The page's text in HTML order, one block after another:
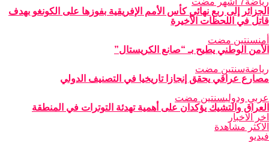
الجزائر إلى ربع نهائي كأس الأمم الإفريقية بفوزها على الكونغو بهدف
قاتل في اللحظات الأخيرة
أمنسنتين مضت
الأمن الوطني يطيح بـ “صانع الكريستال”
رياضةسنتين مضت
مصارع عراقي يحقق إنجازا تاريخيا في التصنيف الدولي
عربي ودوليسنتين مضت
العراق والتشيك يؤكدان على أهمية تهدئة التوترات في المنطقة
اخر الاخبار
الاكثر مشاهدة
فيديو